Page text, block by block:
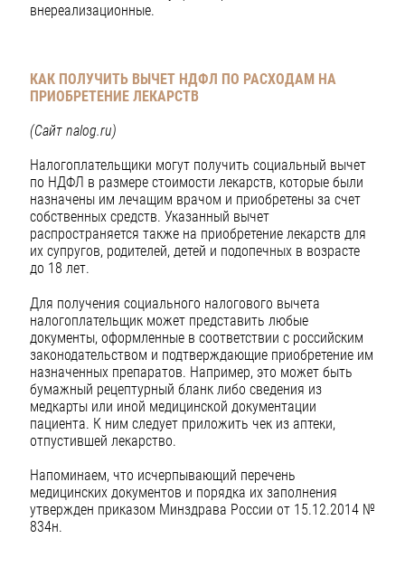
внереализационные.
КАК ПОЛУЧИТЬ ВЫЧЕТ НДФЛ ПО РАСХОДАМ НА
ПРИОБРЕТЕНИЕ ЛЕКАРСТВ
(Сайт nalog.ru)
Налогоплательщики могут получить социальный вычет
по НДФЛ в размере стоимости лекарств, которые были
назначены им лечащим врачом и приобретены за счет
собственных средств. Указанный вычет
распространяется также на приобретение лекарств для
их супругов, родителей, детей и подопечных в возрасте
до 18 лет.
Для получения социального налогового вычета
налогоплательщик может представить любые
документы, оформленные в соответствии с российским
законодательством и подтверждающие приобретение им
назначенных препаратов. Например, это может быть
бумажный рецептурный бланк либо сведения из
медкарты или иной медицинской документации
пациента. К ним следует приложить чек из аптеки,
отпустившей лекарство.
Напоминаем, что исчерпывающий перечень
медицинских документов и порядка их заполнения
утвержден приказом Минздрава России от 15.12.2014 №
834н.